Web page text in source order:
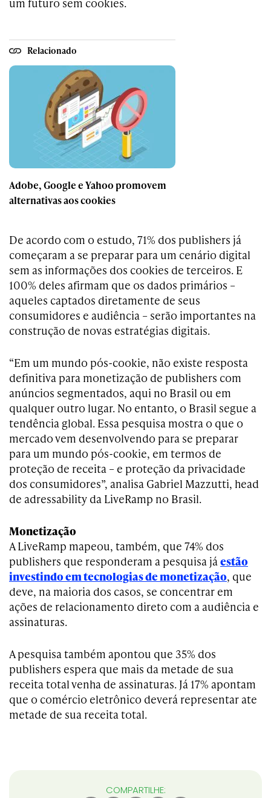
Relacionado
Adobe, Google e Yahoo promovem
alternativas aos cookies
De acordo com o estudo, 71% dos publishers já
começaram a se preparar para um cenário digital
sem as informações dos cookies de terceiros. E
100% deles afirmam que os dados primários –
aqueles captados diretamente de seus
consumidores e audiência – serão importantes na
construção de novas estratégias digitais.
“Em um mundo pós-cookie, não existe resposta
definitiva para monetização de publishers com
anúncios segmentados, aqui no Brasil ou em
qualquer outro lugar. No entanto, o Brasil segue a
tendência global. Essa pesquisa mostra o que o
mercado vem desenvolvendo para se preparar
para um mundo pós-cookie, em termos de
proteção de receita – e proteção da privacidade
dos consumidores”, analisa Gabriel Mazzutti, head
de adressability da LiveRamp no Brasil.
Monetização
A LiveRamp mapeou, também, que 74% dos
publishers que responderam a pesquisa já estão
investindo em tecnologias de monetização, que
deve, na maioria dos casos, se concentrar em
ações de relacionamento direto com a audiência e
assinaturas.
A pesquisa também apontou que 35% dos
publishers espera que mais da metade de sua
receita total venha de assinaturas. Já 17% apontam
que o comércio eletrônico deverá representar ate
metade de sua receita total.
COMPARTILHE: